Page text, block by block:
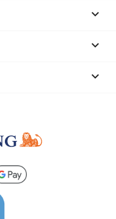


keyboard_arrow_down